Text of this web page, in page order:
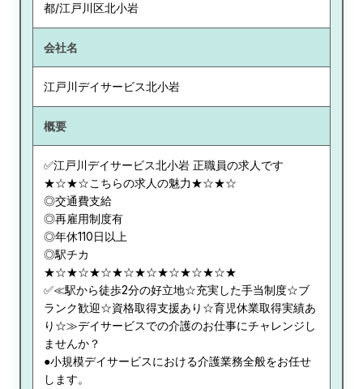
都/江戸川区北小岩
会社名
江戸川デイサービス北小岩
概要
✅江戸川デイサービス北小岩 正職員の求人です
★☆★☆こちらの求人の魅力★☆★☆
◎交通費支給
◎再雇用制度有
◎年休110日以上
◎駅チカ
★☆★☆★☆★☆★☆★☆★☆★☆★
✅≪駅から徒歩2分の好立地☆充実した手当制度☆ブ
ランク歓迎☆資格取得支援あり☆育児休業取得実績あ
り☆≫デイサービスでの介護のお仕事にチャレンジし
ませんか？
●小規模デイサービスにおける介護業務全般をお任せ
します。